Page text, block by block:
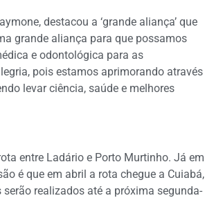
destacou a ‘grande aliança’ que
grande aliança para que possamos
e odontológica para as
pois estamos aprimorando através
levar ciência, saúde e melhores
entre Ladário e Porto Murtinho. Já em
é que em abril a rota chegue a Cuiabá,
realizados até a próxima segunda-